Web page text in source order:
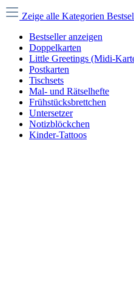
Zeige alle Kategorien
Bestseller anzeigen
Doppelkarten
Little Greetings (Midi-
Postkarten
Tischsets
Mal- und Rätselhefte
Frühstücksbrettchen
Untersetzer
Notizblöckchen
Kinder-Tattoos